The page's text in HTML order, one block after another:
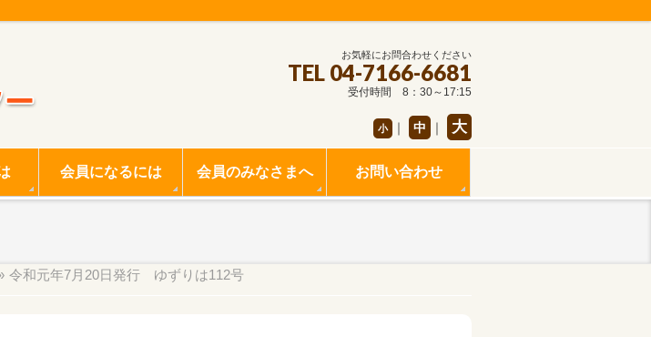
お気軽にお問合わせください
TEL 04-7166-6681
受付時間 8：30～17:15
小 ｜ 中 ｜ 大
会員になるには 会員のみなさまへ お問い合わせ
令和元年7月20日発行 ゆずりは112号